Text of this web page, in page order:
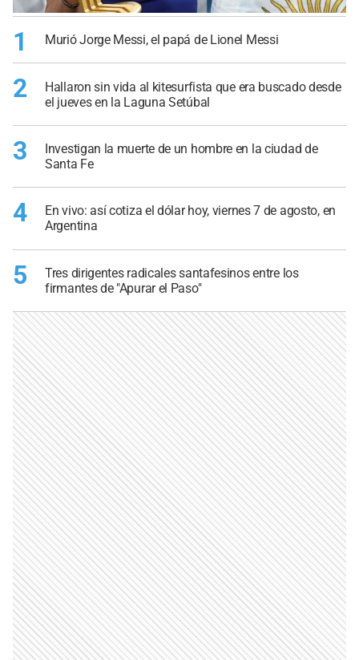
1 Murió Jorge Messi, el papá de Lionel Messi
2
Hallaron sin vida al kitesurfista que era buscado desde
el jueves en la Laguna Setúbal
3
Investigan la muerte de un hombre en la ciudad de
Santa Fe
4
En vivo: así cotiza el dólar hoy, viernes 7 de agosto, en
Argentina
5
Tres dirigentes radicales santafesinos entre los
firmantes de "Apurar el Paso"